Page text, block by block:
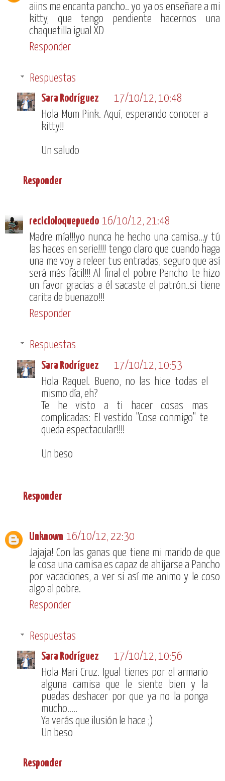
aiins me encanta pancho.. yo ya os enseñare a mi
kitty, que tengo pendiente hacernos una
chaquetilla igual XD
Responder
Respuestas
Sara Rodríguez
17/10/12, 10:48
Hola Mum Pink. Aquí, esperando conocer a
kitty!!
Un saludo
Responder
recicloloquepuedo 16/10/12, 21:48
Madre mía!!!yo nunca he hecho una camisa...y tú
las haces en serie!!!! tengo claro que cuando haga
una me voy a releer tus entradas, seguro que así
será más fácil!!! Al final el pobre Pancho te hizo
un favor gracias a él sacaste el patrón..si tiene
carita de buenazo!!!
Responder
Respuestas
Sara Rodríguez
17/10/12, 10:53
Hola Raquel. Bueno, no las hice todas el
mismo día, eh?
Te he visto a ti hacer cosas mas
complicadas: El vestido "Cose conmigo" te
queda espectacular!!!!
Un beso
Responder
Unknown 16/10/12, 22:30
Jajaja! Con las ganas que tiene mi marido de que
le cosa una camisa es capaz de ahijarse a Pancho
por vacaciones, a ver si así me animo y le coso
algo al pobre.
Responder
Respuestas
Sara Rodríguez
17/10/12, 10:56
Hola Mari Cruz. Igual tienes por el armario
alguna camisa que le siente bien y la
puedas deshacer por que ya no la ponga
mucho.....
Ya verás que ilusión le hace ;)
Un beso
Responder